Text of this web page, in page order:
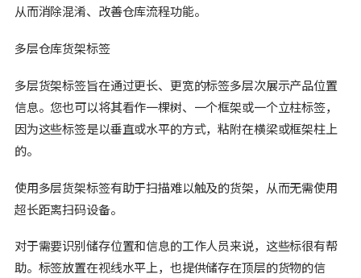
从而消除混淆、改善仓库流程功能。
多层仓库货架标签
多层货架标签旨在通过更长、更宽的标签多层次展示产品位置
信息。您也可以将其看作一棵树、一个框架或一个立柱标签，
因为这些标签是以垂直或水平的方式，粘附在横梁或框架柱上
的。
使用多层货架标签有助于扫描难以触及的货架，从而无需使用
超长距离扫码设备。
对于需要识别储存位置和信息的工作人员来说，这些标很有帮
助。标签放置在视线水平上，也提供储存在顶层的货物的信